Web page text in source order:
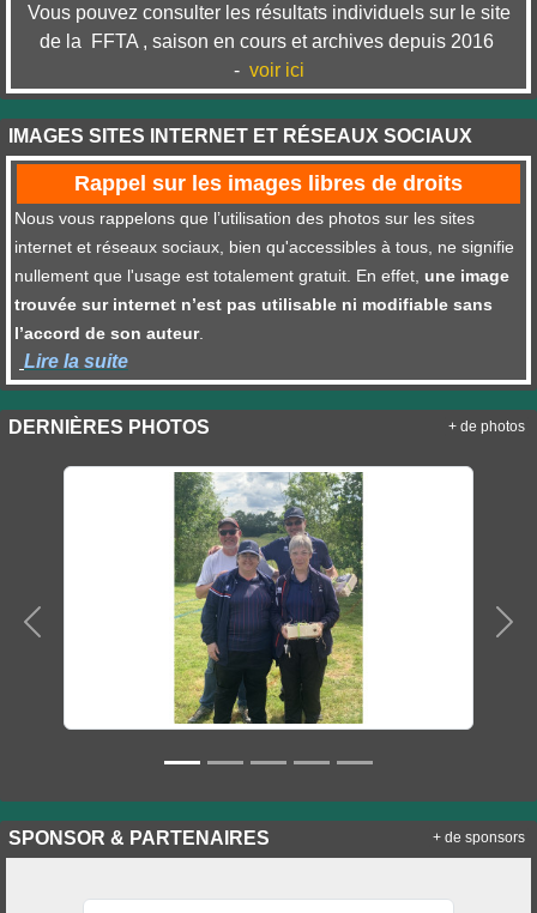
Vous pouvez consulter les résultats individuels sur le site
de la FFTA , saison en cours et archives depuis 2016
- voir ici
IMAGES SITES INTERNET ET RÉSEAUX SOCIAUX
Rappel sur les images libres de droits
Nous vous rappelons que l’utilisation des photos sur les sites
internet et réseaux sociaux, bien qu'accessibles à tous, ne signifie
nullement que l'usage est totalement gratuit. En effet, une image
trouvée sur internet n’est pas utilisable ni modifiable sans
l’accord de son auteur.
Lire la suite
DERNIÈRES PHOTOS
Précedent
+ de photos
SPONSOR & PARTENAIRES + de sponsors